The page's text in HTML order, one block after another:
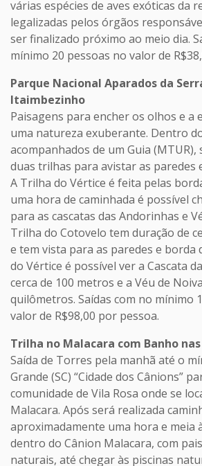
várias espécies de aves exóticas da
legalizadas pelos órgãos
ser finalizado próximo ao meio dia.
mínimo 20 pessoas no valor de
Parque Nacional Aparados da
Itaimbezinho
Paisagens para encher os olhos e a
uma natureza exuberante. Dentro
acompanhados de um Guia
duas trilhas para avistar as paredes
A Trilha do Vértice é feita pelas
uma hora de caminhada é possível
para as cascatas das Andorinhas e
Trilha do Cotovelo tem duração de
e tem vista para as paredes e borda
do Vértice é possível ver a Cascata
cerca de 100 metros e a Véu de
quilômetros. Saídas com no mínimo
valor de R$98,00 por pessoa.
Trilha no Malacara com Banho
Saída de Torres pela manhã até o
Grande (SC) “Cidade dos Cânions”
comunidade de Vila Rosa onde se
Malacara. Após será realizada
aproximadamente uma hora e meia
dentro do Cânion Malacara, com
naturais, até chegar às piscinas